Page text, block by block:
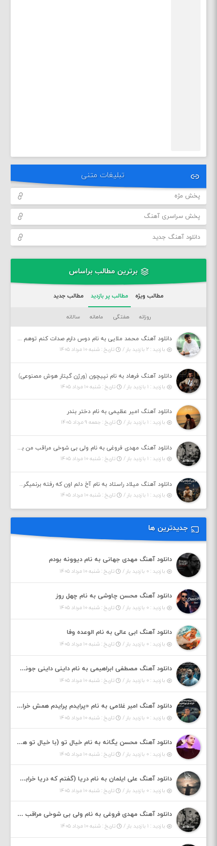
تبلیغات متنی
پخش مژه
پخش سراسری آهنگ
دانلود آهنگ جدید
برترین مطالب براساس
مطالب ویژه مطالب پر بازدید مطالب جدید
روزانه هفتگی ماهانه سالانه
دانلود آهنگ محمد ملایی به نام دوس دارم صدات کنم توهم بگی جونم نیمه پنهونم
بازدید : ۲ بازدید بار /
تاریخ : شنبه ۱۰ مرداد ۱۴۰۵
دانلود آهنگ فرهاد به نام نپیچون (ورژن گیتار هوش مصنوعی)
بازدید : ۱ بازدید بار /
تاریخ : شنبه ۱۰ مرداد ۱۴۰۵
دانلود آهنگ امیر عظیمی به نام دختر بندر
بازدید : ۱ بازدید بار /
تاریخ : جمعه ۹ مرداد ۱۴۰۵
دانلود آهنگ مهدی فروغی به نام ولی بی شوخی مراقب من باش
بازدید : ۱ بازدید بار /
تاریخ : شنبه ۱۰ مرداد ۱۴۰۵
دانلود آهنگ میلاد راستاد به نام آخ دلم اون که رفته برنمیگرده اون که رفته خیلی نامرده
بازدید : ۱ بازدید بار /
تاریخ : شنبه ۱۰ مرداد ۱۴۰۵
جدیدترین ها
دانلود آهنگ مهدی جهانی به نام دیوونه بودم
بازدید : ۰ بازدید بار / تاریخ : شنبه ۱۰ مرداد ۱۴۰۵
دانلود آهنگ محسن چاوشی به نام چهل روز
بازدید : ۰ بازدید بار / تاریخ : شنبه ۱۰ مرداد ۱۴۰۵
دانلود آهنگ ابی عالی به نام الوعده وفا
بازدید : ۰ بازدید بار / تاریخ : شنبه ۱۰ مرداد ۱۴۰۵
دانلود آهنگ مصطفی ابراهیمی به نام داینی داینی جونم قربون پنج تیر پرونم
بازدید : ۰ بازدید بار / تاریخ : شنبه ۱۰ مرداد ۱۴۰۵
دانلود آهنگ امیر غلامی به نام «پرایدم پرایدم همش خرابه یار نیو کنارم دیگه پولی نداروم (ریمیکس اینستاگرام)»
بازدید : ۰ بازدید بار / تاریخ : شنبه ۱۰ مرداد ۱۴۰۵
دانلود آهنگ محسن یگانه به نام خیال تو (با خیال تو هنوزم مثل هر روز و همیشه ریمیکس)
بازدید : ۰ بازدید بار / تاریخ : شنبه ۱۰ مرداد ۱۴۰۵
دانلود آهنگ علی ایلمان به نام دریا (گفتم که دریا خرابه نمه بارونه لب شط و نبین)
بازدید : ۰ بازدید بار / تاریخ : شنبه ۱۰ مرداد ۱۴۰۵
دانلود آهنگ مهدی فروغی به نام ولی بی شوخی مراقب من باش
بازدید : ۱ بازدید بار / تاریخ : شنبه ۱۰ مرداد ۱۴۰۵